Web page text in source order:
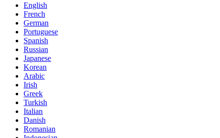
English
French
German
Portuguese
Spanish
Russian
Japanese
Korean
Arabic
Irish
Greek
Turkish
Italian
Danish
Romanian